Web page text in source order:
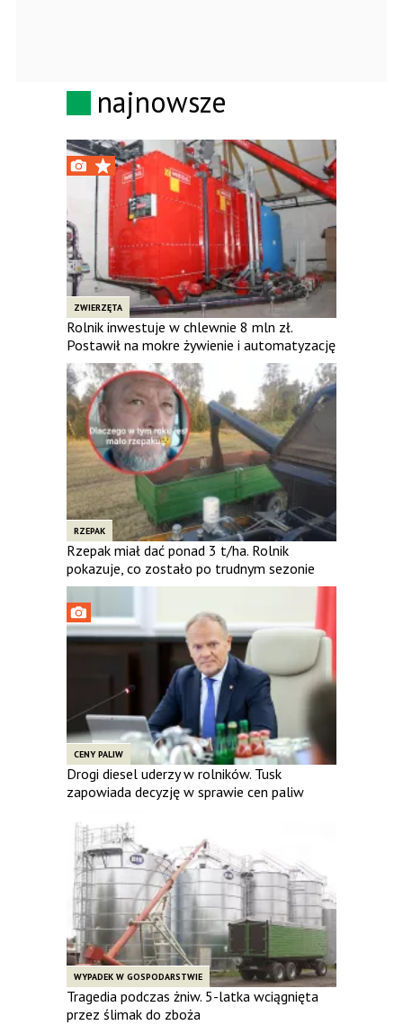
najnowsze
ZWIERZĘTA
Rolnik inwestuje w chlewnie 8 mln zł.
Postawił na mokre żywienie i automatyzację
RZEPAK
Rzepak miał dać ponad 3 t/ha. Rolnik
pokazuje, co zostało po trudnym sezonie
CENY PALIW
Drogi diesel uderzy w rolników. Tusk
zapowiada decyzję w sprawie cen paliw
WYPADEK W GOSPODARSTWIE
Tragedia podczas żniw. 5-latka wciągnięta
przez ślimak do zboża